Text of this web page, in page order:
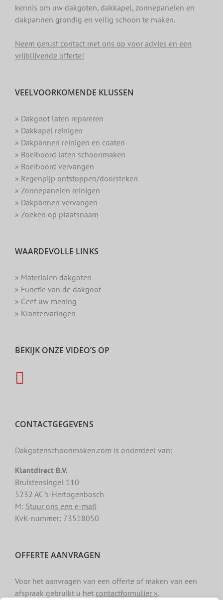
kennis om uw dakgoten, dakkapel, zonnepanelen en
dakpannen grondig en veilig schoon te maken.
Neem gerust contact met ons op voor advies en een
vrijblijvende offerte!
VEELVOORKOMENDE KLUSSEN
» Dakgoot laten repareren
» Dakkapel reinigen
» Dakpannen reinigen en coaten
» Boeiboord laten schoonmaken
» Boeiboord vervangen
» Regenpijp ontstoppen/doorsteken
» Zonnepanelen reinigen
» Dakpannen vervangen
» Zoeken op plaatsnaam
WAARDEVOLLE LINKS
» Materialen dakgoten
» Functie van de dakgoot
» Geef uw mening
» Klantervaringen
BEKIJK ONZE VIDEO’S OP
CONTACTGEGEVENS
Dakgotenschoonmaken.com is onderdeel van:
Klantdirect B.V.
Bruistensingel 110
5232 AC ’s-Hertogenbosch
M: Stuur ons een e-mail
KvK-nummer: 73518050
OFFERTE AANVRAGEN
Voor het aanvragen van een offerte of maken van een
afspraak gebruikt u het contactformulier ».